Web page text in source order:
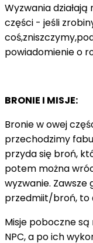
Wyzwania działają
części - jeśli
powiadomienie o
BRONIE I MISJE:
Bronie w owej
przechodzimy
przyda się broń,
potem można
wyzwanie.
przedmiit/broń, to
Misje poboczne
NPC, a po ich